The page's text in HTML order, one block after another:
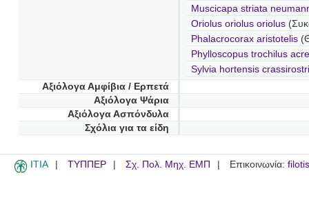
Muscicapa striata
Oriolus oriolus oriolus
Phalacrocorax aristotelis
Phylloscopus trochilus
Sylvia hortensis
Αξιόλογα Αμφίβια / Ερπετά
Αξιόλογα Ψάρια
Αξιόλογα Ασπόνδυλα
Σχόλια για τα είδη
ITIA ΤΥΠΠΕΡ Σχ. Πολ. Μηχ. ΕΜΠ Επικοινωνία: